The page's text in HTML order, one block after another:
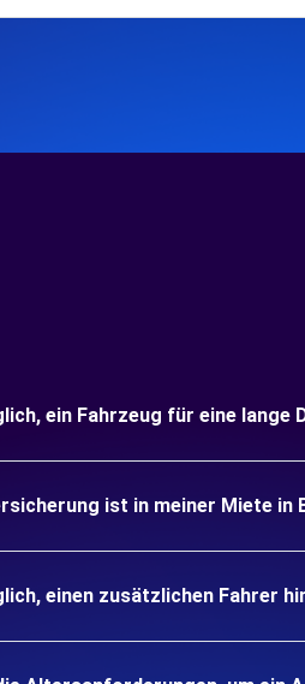
ein Fahrzeug für eine lange
ist in meiner Miete in
einen zusätzlichen Fahrer